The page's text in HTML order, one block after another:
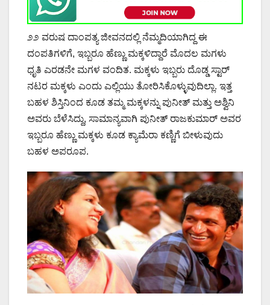
೨೨ ವರುಷ ದಾಂಪತ್ಯ ಜೀವನದಲ್ಲಿ ನೆಮ್ಮದಿಯಾಗಿದ್ದ ಈ
ದಂಪತಿಗಳಿಗೆ, ಇಬ್ಬರೂ ಹೆಣ್ಣು ಮಕ್ಕಳಿದ್ದಾರೆ ಮೊದಲ ಮಗಳು
ಧೃತಿ ಎರಡನೇ ಮಗಳ ವಂದಿತ. ಮಕ್ಕಳು ಇಬ್ಬರು ದೊಡ್ಡ ಸ್ಟಾರ್
ನಟರ ಮಕ್ಕಳು ಎಂದು ಎಲ್ಲಿಯು ತೋರಿಸಿಕೊಳ್ಳುವುದಿಲ್ಲಾ. ಇತ್ತ
ಬಹಳ ಶಿಸ್ತಿನಿಂದ ಕೂಡ ತಮ್ಮ ಮಕ್ಕಳನ್ನು ಪುನೀತ್ ಮತ್ತು ಅಶ್ವಿನಿ
ಅವರು ಬೆಳೆಸಿದ್ದು, ಸಾಮಾನ್ಯವಾಗಿ ಪುನೀತ್ ರಾಜಕುಮಾರ್ ಅವರ
ಇಬ್ಬರೂ ಹೆಣ್ಣು ಮಕ್ಕಳು ಕೂಡ ಕ್ಯಾಮೆರಾ ಕಣ್ಣಿಗೆ ಬೀಳುವುದು
ಬಹಳ ಅಪರೂಪ.